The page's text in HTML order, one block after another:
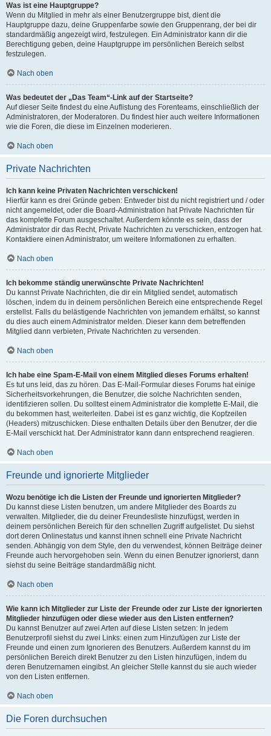
Was ist eine Hauptgruppe?
Wenn du Mitglied in mehr als einer Benutzergruppe bist, dient die
Hauptgruppe dazu, deine Gruppenfarbe sowie den Gruppenrang, der bei dir
standardmäßig angezeigt wird, festzulegen. Ein Administrator kann dir die
Berechtigung geben, deine Hauptgruppe im persönlichen Bereich selbst
festzulegen.
Nach oben
Was bedeutet der „Das Team“-Link auf der Startseite?
Auf dieser Seite findest du eine Auflistung des Forenteams, einschließlich der
Administratoren, der Moderatoren. Du findest hier auch weitere Informationen
wie die Foren, die diese im Einzelnen moderieren.
Nach oben
Private Nachrichten
Ich kann keine Privaten Nachrichten verschicken!
Hierfür kann es drei Gründe geben: Entweder bist du nicht registriert und / oder
nicht angemeldet, oder die Board-Administration hat Private Nachrichten für
das komplette Forum ausgeschaltet. Außerdem könnte es sein, dass der
Administrator dir das Recht, Private Nachrichten zu verschicken, entzogen hat.
Kontaktiere einen Administrator, um weitere Informationen zu erhalten.
Nach oben
Ich bekomme ständig unerwünschte Private Nachrichten!
Du kannst Private Nachrichten, die dir ein Mitglied sendet, automatisch
löschen, indem du in deinem persönlichen Bereich eine entsprechende Regel
erstellst. Falls du belästigende Nachrichten von jemandem erhältst, so kannst
du dies auch einem Administrator melden. Dieser kann dem betreffenden
Mitglied dann verbieten, Private Nachrichten zu versenden.
Nach oben
Ich habe eine Spam-E-Mail von einem Mitglied dieses Forums erhalten!
Es tut uns leid, das zu hören. Das E-Mail-Formular dieses Forums hat einige
Sicherheitsvorkehrungen, die Benutzer, die solche Nachrichten senden,
identifizieren sollen. Du solltest einem Administrator die komplette E-Mail, die
du bekommen hast, weiterleiten. Dabei ist es ganz wichtig, die Kopfzeilen
(Headers) mitzuschicken. Diese enthalten Details über den Benutzer, der die
E-Mail verschickt hat. Der Administrator kann dann entsprechend reagieren.
Nach oben
Freunde und ignorierte Mitglieder
Wozu benötige ich die Listen der Freunde und ignorierten Mitglieder?
Du kannst diese Listen benutzen, um andere Mitglieder des Boards zu
verwalten. Mitglieder, die du deiner Freundesliste hinzufügst, werden in
deinem persönlichen Bereich für den schnellen Zugriff aufgelistet. Du siehst
dort deren Onlinestatus und kannst ihnen schnell eine Private Nachricht
senden. Abhängig von dem Style, den du verwendest, können Beiträge deiner
Freunde auch hervorgehoben sein. Wenn du einen Benutzer ignorierst, dann
siehst du seine Beiträge standardmäßig nicht.
Nach oben
Wie kann ich Mitglieder zur Liste der Freunde oder zur Liste der ignorierten
Mitglieder hinzufügen oder diese wieder aus den Listen entfernen?
Du kannst Benutzer auf zwei Arten auf diese Listen setzen: In jedem
Benutzerprofil siehst du zwei Links: einen zum Hinzufügen zur Liste der
Freunde und einen zum Ignorieren des Benutzers. Außerdem kannst du im
persönlichen Bereich direkt Benutzer zu den Listen hinzufügen, indem du
deren Benutzernamen eingibst. An gleicher Stelle kannst du sie auch wieder
von den Listen entfernen.
Nach oben
Die Foren durchsuchen